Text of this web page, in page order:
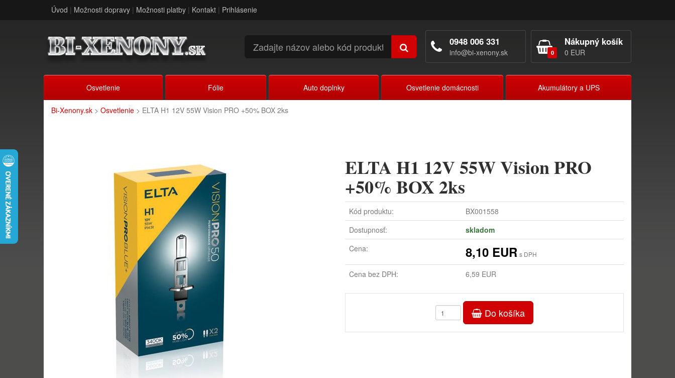
Úvod | Možnosti dopravy | Možnosti platby | Kontakt | Prihlásenie
0
Nákupný košík
0 EUR
0948 006 331
info@bi-xenony.sk
Osvetlenie Fólie Auto doplnky Osvetlenie domácnosti Akumulátory a UPS
Bi-Xenony.sk > Osvetlenie > ELTA H1 12V 55W Vision PRO +50% BOX 2ks
ELTA H1 12V 55W Vision PRO
+50% BOX 2ks
Kód produktu:
BX001558
Dostupnosť:
skladom
Cena:
8,10 EUR s DPH
Cena bez DPH: 6,59 EUR
Do košíka